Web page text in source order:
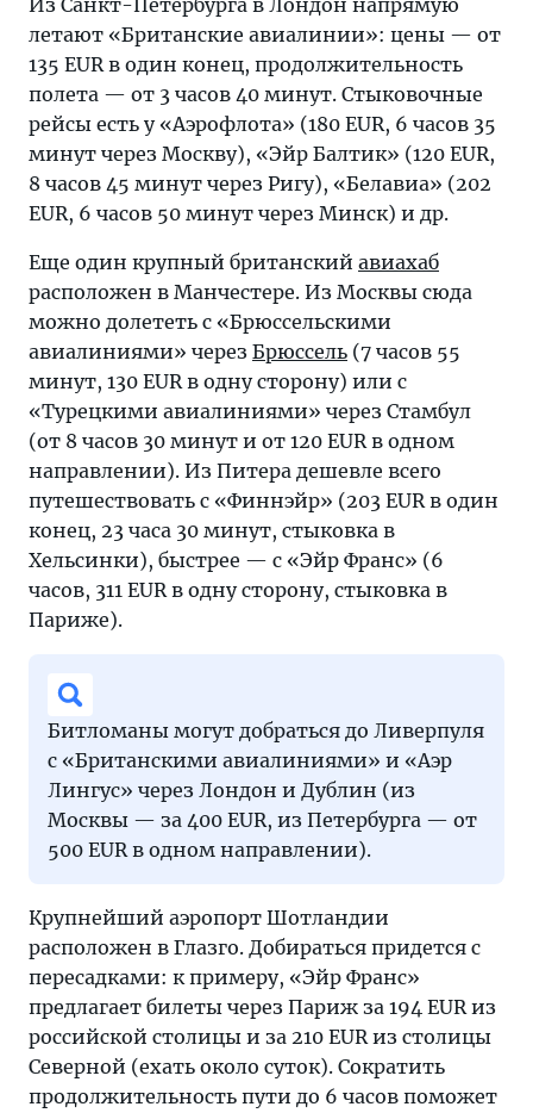
Из Санкт-Петербурга в Лондон напрямую
летают «Британские авиалинии»: цены — от
135 EUR в один конец, продолжительность
полета — от 3 часов 40 минут. Стыковочные
рейсы есть у «Аэрофлота» (180 EUR, 6 часов 35
минут через Москву), «Эйр Балтик» (120 EUR,
8 часов 45 минут через Ригу), «Белавиа» (202
EUR, 6 часов 50 минут через Минск) и др.
Еще один крупный британский авиахаб
расположен в Манчестере. Из Москвы сюда
можно долететь с «Брюссельскими
авиалиниями» через Брюссель (7 часов 55
минут, 130 EUR в одну сторону) или с
«Турецкими авиалиниями» через Стамбул
(от 8 часов 30 минут и от 120 EUR в одном
направлении). Из Питера дешевле всего
путешествовать с «Финнэйр» (203 EUR в один
конец, 23 часа 30 минут, стыковка в
Хельсинки), быстрее — с «Эйр Франс» (6
часов, 311 EUR в одну сторону, стыковка в
Париже).
Битломаны могут добраться до Ливерпуля
с «Британскими авиалиниями» и «Аэр
Лингус» через Лондон и Дублин (из
Москвы — за 400 EUR, из Петербурга — от
500 EUR в одном направлении).
Крупнейший аэропорт Шотландии
расположен в Глазго. Добираться придется с
пересадками: к примеру, «Эйр Франс»
предлагает билеты через Париж за 194 EUR из
российской столицы и за 210 EUR из столицы
Северной (ехать около суток). Сократить
продолжительность пути до 6 часов поможет